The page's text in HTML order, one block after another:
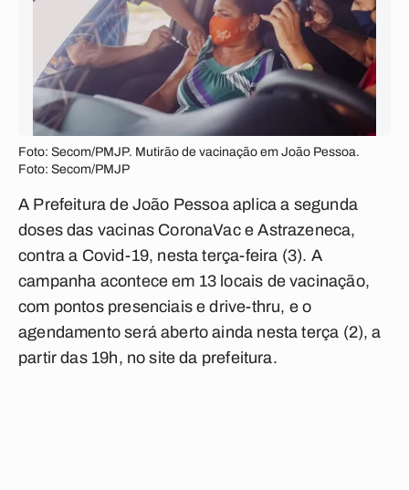
Foto: Secom/PMJP. Mutirão de vacinação em João Pessoa.
Foto: Secom/PMJP
A Prefeitura de João Pessoa aplica a segunda
doses das vacinas CoronaVac e Astrazeneca,
contra a Covid-19, nesta terça-feira (3). A
campanha acontece em 13 locais de vacinação,
com pontos presenciais e drive-thru, e o
agendamento será aberto ainda nesta terça (2), a
partir das 19h, no site da prefeitura.